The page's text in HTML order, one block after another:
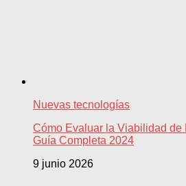
Nuevas tecnologías
Cómo Evaluar la Viabilidad de
Guía Completa 2024
9 junio 2026